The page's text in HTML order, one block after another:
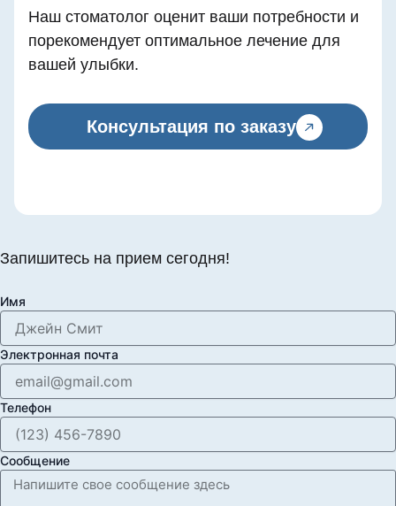
Наш стоматолог оценит ваши потребности и
порекомендует оптимальное лечение для
вашей улыбки.
Консультация по заказу
Запишитесь на прием сегодня!
Имя
Электронная почта
Телефон
Сообщение